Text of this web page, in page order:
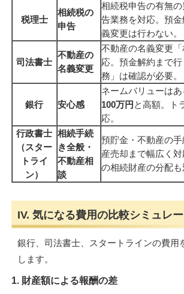
税理士
相続税の
申告
相続税申告の有無
告業務を対応。預
義変更は行わない。
司法書士
不動産の
名義変更
不動産の名義変更
応。預金解約まで
務」は確認が必要。
銀行 安心感
ネームバリューはあ
100万円 と高額。ト
応。
行政書士
（スター
トライ
ン）
相続手続
き全般・
不動産相
談
預貯金・不動産の
産売却まで幅広く
の相続財産の分配も
IV. 気になる費用の比較シミュレ
銀行、司法書士、スタートラインの費用
します。
1. 財産額による報酬の差